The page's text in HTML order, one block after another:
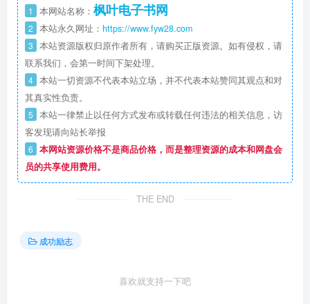
1 本网站名称： 枫叶电子书网
2 本站永久网址： https://www.fyw28.com
3 本站资源版权归原作者所有，请购买正版资源。如有侵权，请
联系我们，会第一时间下架处理。
4 本站一切资源不代表本站立场，并不代表本站赞同其观点和对
其真实性负责。
5 本站一律禁止以任何方式发布或转载任何违法的相关信息，访
客发现请向站长举报
6 本网站资源价格不是商品价格，而是整理资源的成本和网盘会
员的共享使用费用。
THE END
成功励志
喜欢就支持一下吧